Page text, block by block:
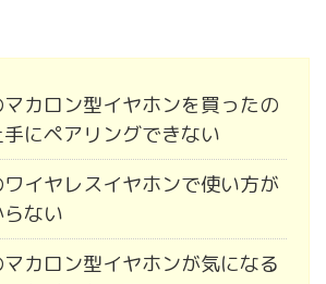
カロン型イヤホンを買ったの
にペアリングできない
イヤレスイヤホンで使い方が
ない
カロン型イヤホンが気になる